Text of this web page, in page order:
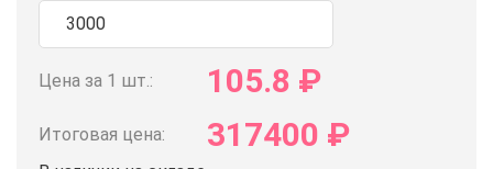
Цена за 1 шт.: 105.8 ₽
Итоговая цена: 317400 ₽